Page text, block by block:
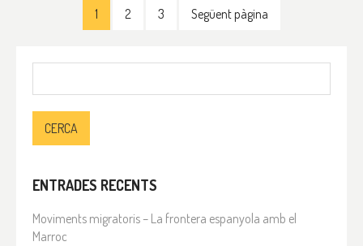
1 2 3 Següent pàgina
ENTRADES RECENTS
Moviments migratoris – La frontera espanyola amb el
Marroc